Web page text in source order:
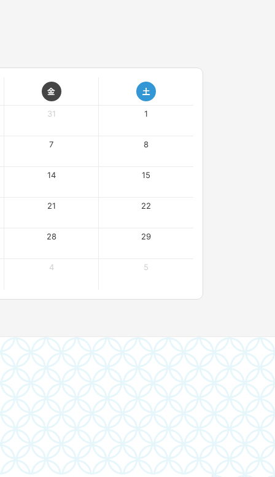
金 土
31 1
7 8
14 15
21 22
28 29
4 5